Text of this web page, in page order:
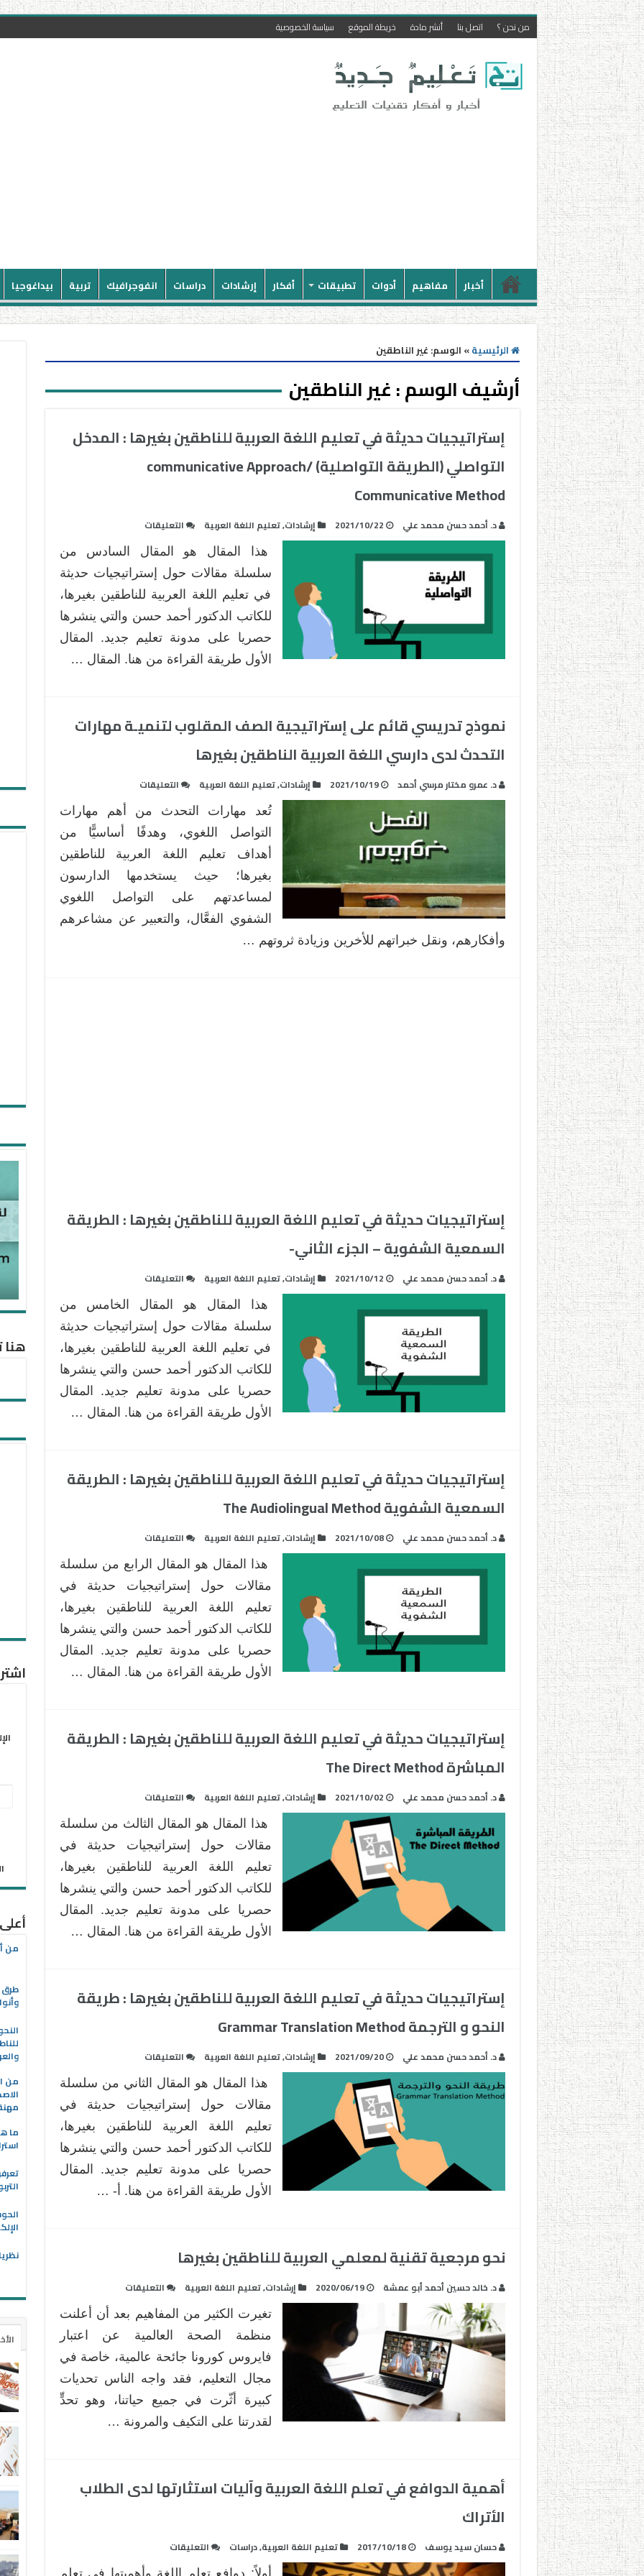
من نحن ؟ اتصل بنا أنشر مادة خريطة الموقع سياسة الخصوصية
أخبار مفاهيم أدوات تطبيقات أفكار إرشادات دراسات انفوجرافيك تربية بيداغوجيا
الرئيسية» الوسم: غير الناطقين
أرشيف الوسم :غير الناطقين
إستراتيجيات حديثة في تعليم اللغة العربية للناطقين بغيرها : المدخل
التواصلي (الطريقة التواصلية) communicative Approach/
Communicative Method
د. أحمد حسن محمد علي 2021/10/22 إرشادات,تعليم اللغة العربية التعليقات
حديثة
في
تعليم
العربية
للناطقين
بغيرها
(الطريقة
التواصلية)
Communicative
Method
مغلقة
هذا المقال هو المقال السادس من
سلسلة مقالات حول إستراتيجيات حديثة
في تعليم اللغة العربية للناطقين بغيرها،
للكاتب الدكتور أحمد حسن والتي ينشرها
حصريا على مدونة تعليم جديد. المقال
الأول طريقة القراءة من هنا. المقال …
نموذج تدريسي قائم على إستراتيجية الصف المقلوب لتنميـة مهارات
التحدث لدى دارسي اللغة العربية الناطقين بغيرها
د. عمرو مختار مرسي أحمد 2021/10/19 إرشادات,تعليم اللغة العربية التعليقات
نموذج
تدريسي
قائم
على
إستراتيجية
الصف
المقلوب
لتنميـة
تُعد مهارات التحدث من أهم مهارات
التواصل اللغوي، وهدفًا أساسيًّا من
أهداف تعليم اللغة العربية للناطقين
بغيرها؛ حيث يستخدمها الدارسون
لمساعدتهم على التواصل اللغوي
الشفوي الفعَّال، والتعبير عن مشاعرهم
وأفكارهم، ونقل خبراتهم للأخرين وزيادة ثروتهم …
إستراتيجيات حديثة في تعليم اللغة العربية للناطقين بغيرها : الطريقة
السمعية الشفوية – الجزء الثاني-
د. أحمد حسن محمد علي 2021/10/12 إرشادات,تعليم اللغة العربية التعليقات
حديثة
في
تعليم
العربية
للناطقين
بغيرها
الشفوية
هذا المقال هو المقال الخامس من
سلسلة مقالات حول إستراتيجيات حديثة
في تعليم اللغة العربية للناطقين بغيرها،
للكاتب الدكتور أحمد حسن والتي ينشرها
حصريا على مدونة تعليم جديد. المقال
الأول طريقة القراءة من هنا. المقال …
إستراتيجيات حديثة في تعليم اللغة العربية للناطقين بغيرها : الطريقة
السمعية الشفوية The Audiolingual Method
د. أحمد حسن محمد علي 2021/10/08 إرشادات,تعليم اللغة العربية التعليقات
حديثة
في
تعليم
العربية
للناطقين
بغيرها
الشفوية
هذا المقال هو المقال الرابع من سلسلة
مقالات حول إستراتيجيات حديثة في
تعليم اللغة العربية للناطقين بغيرها،
للكاتب الدكتور أحمد حسن والتي ينشرها
حصريا على مدونة تعليم جديد. المقال
الأول طريقة القراءة من هنا. المقال …
إستراتيجيات حديثة في تعليم اللغة العربية للناطقين بغيرها : الطريقة
المباشرة The Direct Method
د. أحمد حسن محمد علي 2021/10/02 إرشادات,تعليم اللغة العربية التعليقات
حديثة
في
تعليم
العربية
للناطقين
بغيرها
The
هذا المقال هو المقال الثالث من سلسلة
مقالات حول إستراتيجيات حديثة في
تعليم اللغة العربية للناطقين بغيرها،
للكاتب الدكتور أحمد حسن والتي ينشرها
حصريا على مدونة تعليم جديد. المقال
الأول طريقة القراءة من هنا. المقال …
إستراتيجيات حديثة في تعليم اللغة العربية للناطقين بغيرها : طريقة
النحو و الترجمة Grammar Translation Method
د. أحمد حسن محمد علي 2021/09/20 إرشادات,تعليم اللغة العربية التعليقات
حديثة
في
تعليم
العربية
للناطقين
بغيرها
Grammar
Translation
Method
مغلقة
هذا المقال هو المقال الثاني من سلسلة
مقالات حول إستراتيجيات حديثة في
تعليم اللغة العربية للناطقين بغيرها،
للكاتب الدكتور أحمد حسن والتي ينشرها
حصريا على مدونة تعليم جديد. المقال
الأول طريقة القراءة من هنا. أ- …
نحو مرجعية تقنية لمعلمي العربية للناطقين بغيرها
د. خالد حسين أحمد أبو عمشة 2020/06/19 إرشادات,تعليم اللغة العربية التعليقات
مرجعية
تقنية
لمعلمي
العربية
للناطقين
بغيرها
مغلقة
تغيرت الكثير من المفاهيم بعد أن أعلنت
منظمة الصحة العالمية عن اعتبار
فايروس كورونا جائحة عالمية، خاصة في
مجال التعليم، فقد واجه الناس تحديات
كبيرة أثّرت في جميع حياتنا، وهو تحدٍّ
لقدرتنا على التكيف والمرونة …
أهمية الدوافع في تعلم اللغة العربية وآليات استثارتها لدى الطلاب
الأتراك
حسان سيد يوسف 2017/10/18 تعليم اللغة العربية,دراسات التعليقات
أهمية
أولاً: دوافع تعلم اللغة وأهميتها في تعلم
هنا
من
طرق
من
ما